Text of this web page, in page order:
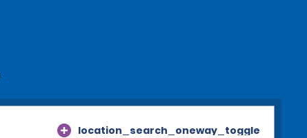
location_search_oneway_toggle